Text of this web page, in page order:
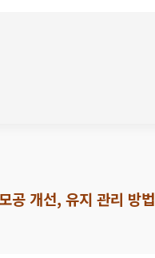
공 개선, 유지 관리 방법